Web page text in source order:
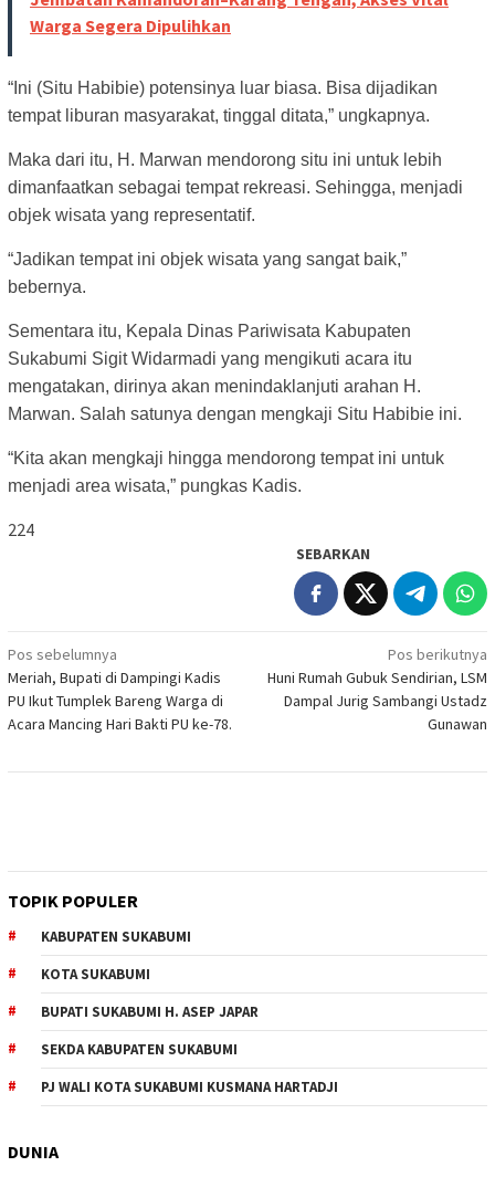
Warga Segera Dipulihkan
“Ini (Situ Habibie) potensinya luar biasa. Bisa dijadikan
tempat liburan masyarakat, tinggal ditata,” ungkapnya.
Maka dari itu, H. Marwan mendorong situ ini untuk lebih
dimanfaatkan sebagai tempat rekreasi. Sehingga, menjadi
objek wisata yang representatif.
“Jadikan tempat ini objek wisata yang sangat baik,”
bebernya.
Sementara itu, Kepala Dinas Pariwisata Kabupaten
Sukabumi Sigit Widarmadi yang mengikuti acara itu
mengatakan, dirinya akan menindaklanjuti arahan H.
Marwan. Salah satunya dengan mengkaji Situ Habibie ini.
“Kita akan mengkaji hingga mendorong tempat ini untuk
menjadi area wisata,” pungkas Kadis.
224
SEBARKAN
Navigasi
pos
Pos sebelumnya
Meriah, Bupati di Dampingi Kadis
PU Ikut Tumplek Bareng Warga di
Acara Mancing Hari Bakti PU ke-78.
Pos berikutnya
Huni Rumah Gubuk Sendirian, LSM
Dampal Jurig Sambangi Ustadz
Gunawan
TOPIK POPULER
KABUPATEN SUKABUMI
KOTA SUKABUMI
BUPATI SUKABUMI H. ASEP JAPAR
SEKDA KABUPATEN SUKABUMI
PJ WALI KOTA SUKABUMI KUSMANA HARTADJI
DUNIA